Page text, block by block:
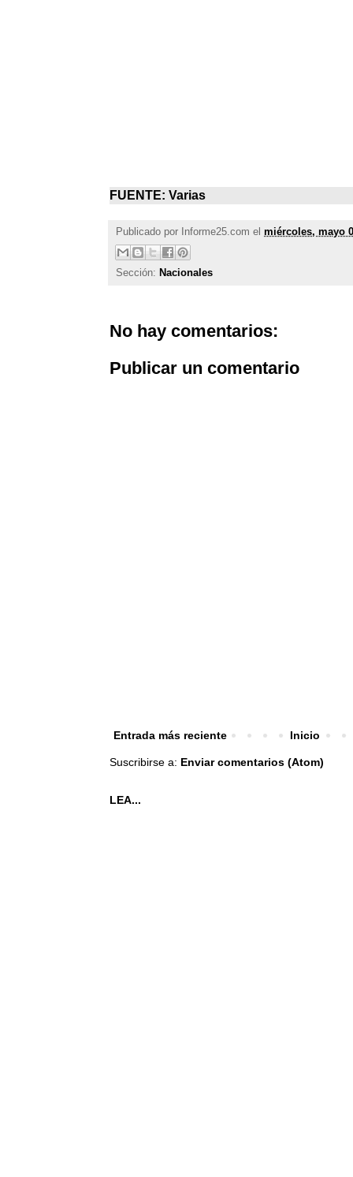
FUENTE: Varias
Publicado por Informe25.com el miércoles, mayo
Sección: Nacionales
No hay comentarios:
Publicar un comentario
Entrada más reciente Inicio
Suscribirse a: Enviar comentarios (Atom)
LEA...